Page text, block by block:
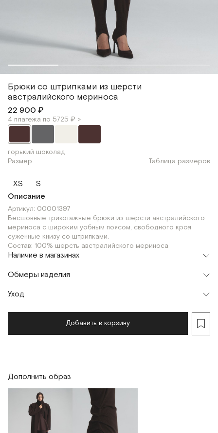
Брюки со штрипками из шерсти
австралийского мериноса
22 900 ₽
4 платежа по 5725 ₽ >
горький шоколад
Размер
Таблица размеров
XS
S
Описание
Артикул: 00001397
Бесшовные трикотажные брюки из шерсти австралийского
мериноса с широким уобным поясом, свободного кроя
суженные книзу со штрипками.
Состав: 100% шерсть австралийского мериноса
Наличие в магазинах
Шоурум
г. Москва, Малая Бронная 24/3
XS
Обмеры изделия
Мерки, см
64
Уход
Добавить в корзину
Дополнить образ